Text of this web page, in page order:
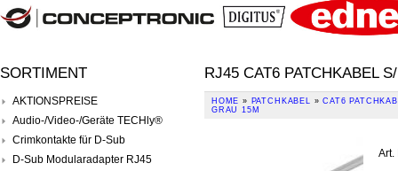
SORTIMENT
AKTIONSPREISE
Audio-/Video-/Geräte TECHly®
Crimkontakte für D-Sub
D-Sub Modularadapter RJ45
RJ45 CAT6 PATCHKABEL
HOME » PATCHKABEL »CAT6
GRAU 15M
Art.